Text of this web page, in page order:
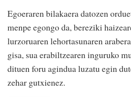
Egoeraren bilakaera datozen
menpe egongo da, bereziki
lurzoruaren lehortasunaren
gisa, sua erabiltzearen inguruko
dituen foru agindua luzatu egin
zehar gutxienez.